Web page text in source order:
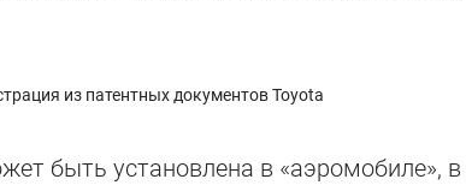
из патентных документов Toyota
быть установлена в «аэромобиле»,